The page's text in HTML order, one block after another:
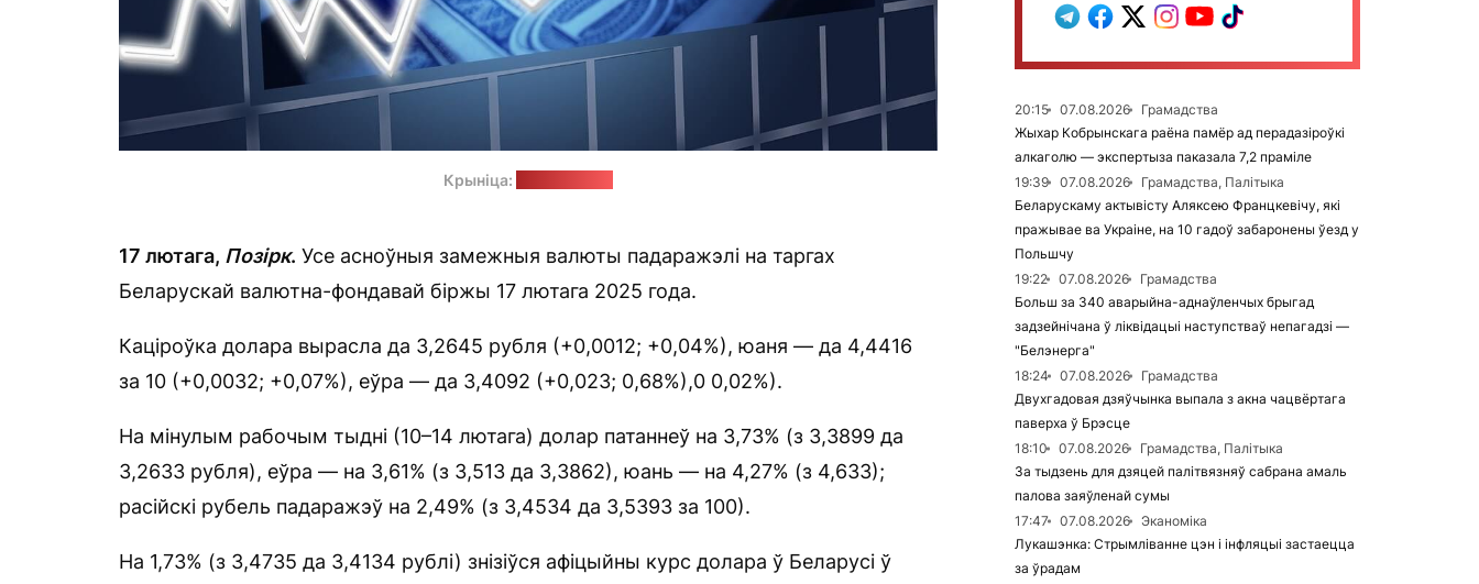
Крыніца:
17 лютага, Позірк. Усе асноўныя замежныя валюты падаражэлі на таргах
Беларускай валютна-фондавай біржы 17 лютага 2025 года.
Каціроўка долара вырасла да 3,2645 рубля (+0,0012; +0,04%), юаня — да 4,4416
за 10 (+0,0032; +0,07%), еўра — да 3,4092 (+0,023; 0,68%),0 0,02%).
На мінулым рабочым тыдні (10–14 лютага) долар патаннеў на 3,73% (з 3,3899 да
3,2633 рубля), еўра — на 3,61% (з 3,513 да 3,3862), юань — на 4,27% (з 4,633);
расійскі рубель падаражэў на 2,49% (з 3,4534 да 3,5393 за 100).
На 1,73% (з 3,4735 да 3,4134 рублі) знізіўся афіцыйны курс долара ў Беларусі ў
20:15 07.08.2026
Грамадства
Жыхар Кобрынскага раёна памёр ад перадазіроўкі
алкаголю — экспертыза паказала 7,2 праміле
19:39
07.08.2026
Грамадства, Палітыка
Беларускаму актывісту Аляксею Францкевічу, які
пражывае ва Украіне, на 10 гадоў забаронены ўезд у
Польшчу
19:22
07.08.2026
Грамадства
Больш за 340 аварыйна-аднаўленчых брыгад
задзейнічана ў ліквідацыі наступстваў непагадзі —
"Белэнерга"
18:24
07.08.2026
Грамадства
Двухгадовая дзяўчынка выпала з акна чацвёртага
паверха ў Брэсце
18:10
07.08.2026
Грамадства, Палітыка
За тыдзень для дзяцей палітвязняў сабрана амаль
палова заяўленай сумы
17:47
07.08.2026
Эканоміка
Лукашэнка: Стрымліванне цэн і інфляцыі застаецца
за ўрадам